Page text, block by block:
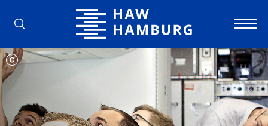
Hochschule für Angewandte